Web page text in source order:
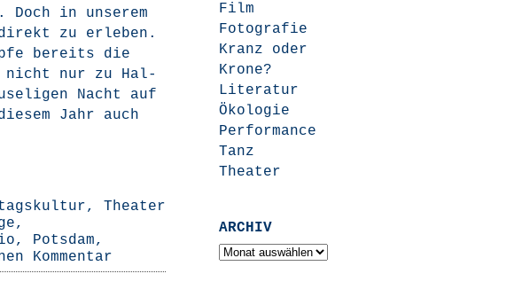
in unse­rem
direkt zu erle­ben.
bereits die
nicht nur zu Hal­
Nacht auf
Jahr auch
, Theater
,
, Potsdam,
Kommentar
Film
Fotografie
Kranz oder
Krone?
Literatur
Ökologie
Performance
Tanz
Theater
ARCHIV
Archiv